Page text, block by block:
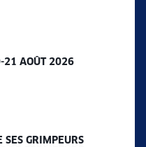
21 AOÛT 2026
SES GRIMPEURS